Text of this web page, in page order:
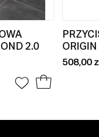
2.0
ORIGIN
508,00